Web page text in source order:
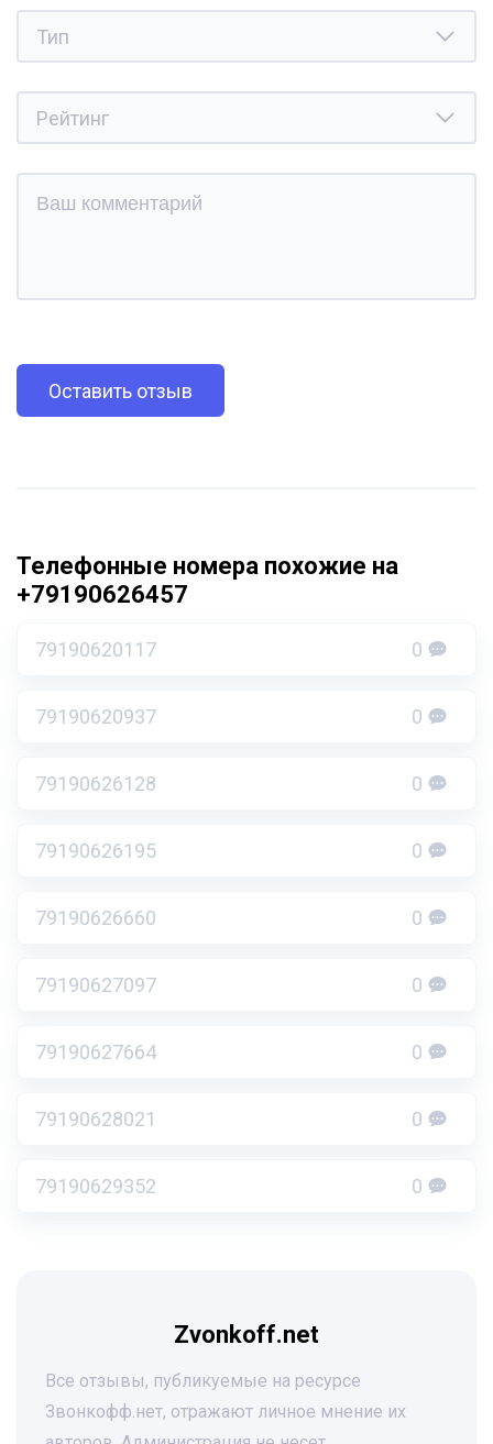
Оставить отзыв
Телефонные номера похожие на
+79190626457
79190620117 0
79190620937 0
79190626128 0
79190626195 0
79190626660 0
79190627097 0
79190627664 0
79190628021 0
79190629352 0
Zvonkoff.net
Все отзывы, публикуемые на ресурсе
Звонкофф.нет, отражают личное мнение их